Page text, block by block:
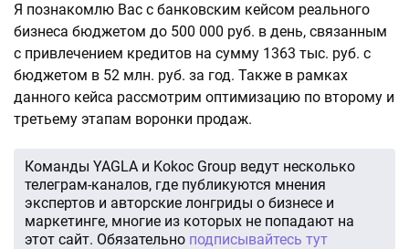
Я познакомлю Вас с банковским кейсом реального
бизнеса бюджетом до 500 000 руб. в день, связанным
с привлечением кредитов на сумму 1363 тыс. руб. с
бюджетом в 52 млн. руб. за год. Также в рамках
данного кейса рассмотрим оптимизацию по второму и
третьему этапам воронки продаж.
Команды YAGLA и Kokoc Group ведут несколько
телеграм-каналов, где публикуются мнения
экспертов и авторские лонгриды о бизнесе и
маркетинге, многие из которых не попадают на
этот сайт. Обязательно подписывайтесь тут